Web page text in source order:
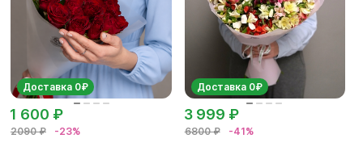
Доставка 0₽
2090 ₽ -23%
1 600 ₽
Доставка 0₽
6800 ₽ -41%
3 999 ₽